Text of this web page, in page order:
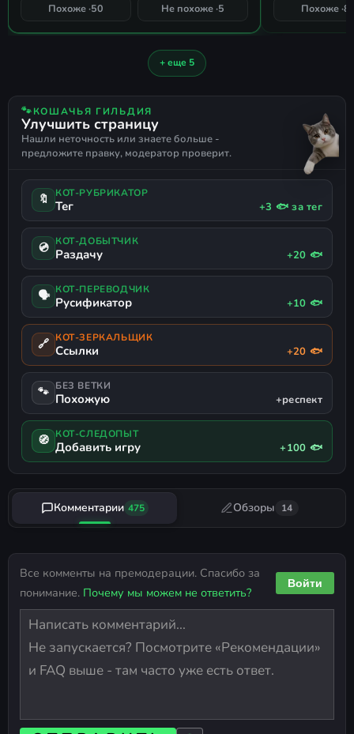
ЛИНЕЙНАЯ
ПРИКЛЮЧЕНЧЕСКИЙ БОЕВИК
РУССКИЙ ЯЗЫК
LOW POLY ПОДДЕРЖКА ГЕЙМПАДА
91%
СОВПАДЕНИЕ
Похоже ·50 Не похоже ·5 Похоже ·
+ еще 5
🐾КОШАЧЬЯ ГИЛЬДИЯ
Улучшить страницу
Нашли неточность или знаете больше -
предложите правку, модератор проверит.
🔖 КОТ-РУБРИКАТОР
Тег +3 🐟 за тег
💿 КОТ-ДОБЫТЧИК
Раздачу +20 🐟
🗣 КОТ-ПЕРЕВОДЧИК
Русификатор +10 🐟
🔗 КОТ-ЗЕРКАЛЬЩИК
Ссылки +20 🐟
🐾 БЕЗ ВЕТКИ
Похожую +респект
🧭 КОТ-СЛЕДОПЫТ
Добавить игру +100 🐟
Комментарии 475 Обзоры 14
Все комменты на премодерации. Спасибо за
понимание. Почему мы можем не ответить?
Войти